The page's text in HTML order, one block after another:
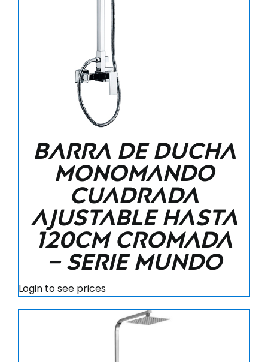
Barra de ducha
monomando
cuadrada
ajustable hasta
120CM cromada
– Serie Mundo
Login to see prices